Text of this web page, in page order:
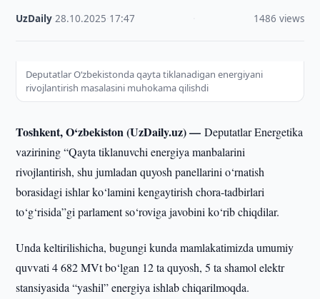
UzDaily ·28.10.2025 17:47 1486 views
Deputatlar Oʻzbekistonda qayta tiklanadigan energiyani
rivojlantirish masalasini muhokama qilishdi
Toshkent, O‘zbekiston (UzDaily.uz) —Deputatlar Energetika
vazirining “Qayta tiklanuvchi energiya manbalarini
rivojlantirish, shu jumladan quyosh panellarini o‘rnatish
borasidagi ishlar ko‘lamini kengaytirish chora-tadbirlari
to‘g‘risida”gi parlament so‘roviga javobini ko‘rib chiqdilar.
Unda keltirilishicha, bugungi kunda mamlakatimizda umumiy
quvvati 4 682 MVt bo‘lgan 12 ta quyosh, 5 ta shamol elektr
stansiyasida “yashil” energiya ishlab chiqarilmoqda.